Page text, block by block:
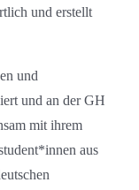
und erstellt
und
und an der GH
mit ihrem
aus